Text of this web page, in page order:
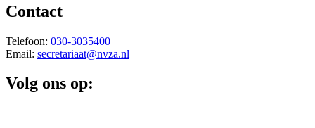
Contact
Telefoon: 030-3035400
Email: secretariaat@nvza.nl
Volg ons op: